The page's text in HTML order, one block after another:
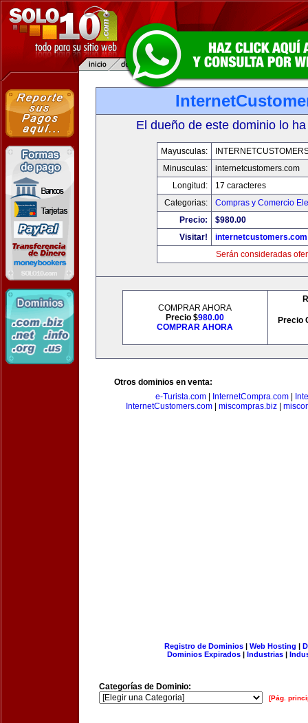
El dueño de este dominio lo
Mayusculas:
Minusculas:
internetcustomers.com
Longitud:
17 caracteres
Categorias:
Compras y Comercio
Precio:
$980.00
Visitar!
internetcustomers.com
Serán consideradas
COMPRAR AHORA
Precio $980.00
COMPRAR AHORA
Precio
Otros dominios en venta:
e-Turista.com
InternetCompra.com
InternetCustomers.com| miscompras.biz|
Registro de Dominios| Web Hosting |
Dominios Expirados | Industrias |
Categorías de Dominio:
[Pág.